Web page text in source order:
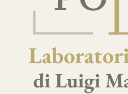
di Luigi